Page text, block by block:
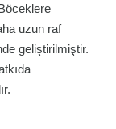
uzun raf
geliştirilmiştir.